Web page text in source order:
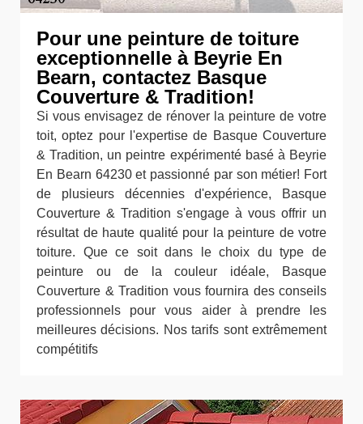
Pour une peinture de toiture
exceptionnelle à Beyrie En
Bearn, contactez Basque
Couverture & Tradition!
Si vous envisagez de rénover la peinture de votre
toit, optez pour l'expertise de Basque Couverture
& Tradition, un peintre expérimenté basé à Beyrie
En Bearn 64230 et passionné par son métier! Fort
de plusieurs décennies d'expérience, Basque
Couverture & Tradition s'engage à vous offrir un
résultat de haute qualité pour la peinture de votre
toiture. Que ce soit dans le choix du type de
peinture ou de la couleur idéale, Basque
Couverture & Tradition vous fournira des conseils
professionnels pour vous aider à prendre les
meilleures décisions. Nos tarifs sont extrêmement
compétitifs